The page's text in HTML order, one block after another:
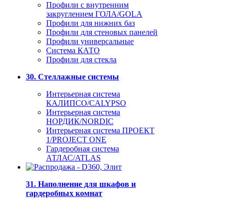
Профили с внутренним
закруглением ГОЛА/GOLA
Профили для нижних баз
Профили для стеновых панелей
Профили универсальные
Система КАТО
Профили для стекла
30. Стеллажные системы
Интерьерная система
КАЛИПСО/CALYPSO
Интерьерная система
НОРДИК/NORDIC
Интерьерная система ПРОЕКТ
1/PROJECT ONE
Гардеробная система
АТЛАС/ATLAS
31. Наполнение для шкафов и
гардеробных комнат